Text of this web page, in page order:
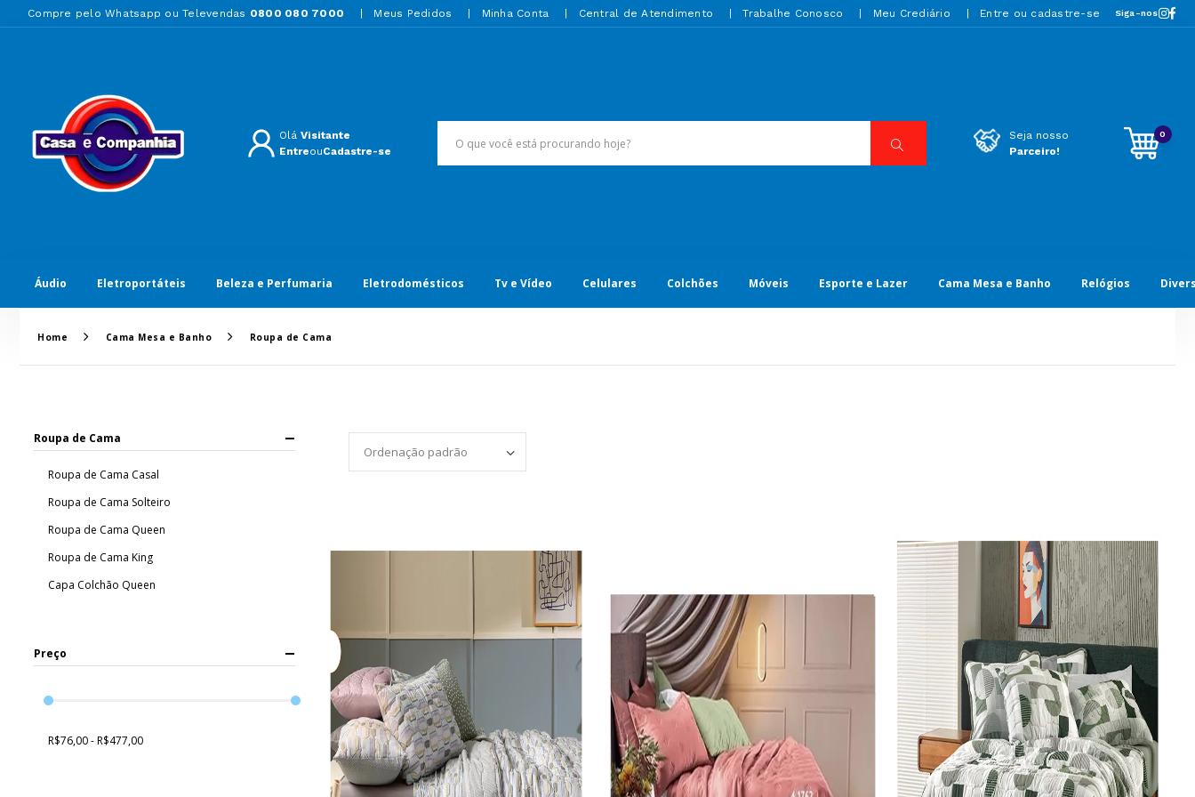
Compre pelo Whatsapp ou Televendas 0800 080 7000 Meus Pedidos Minha Conta Central de Atendimento Trabalhe Conosco Meu Crediário Entre ou cadastre-se Siga-nos
OláVisitante
EntreouCadastre-se
Seja nosso
Parceiro!
0
Áudio Eletroportáteis Beleza e Perfumaria Eletrodomésticos Tv e Vídeo Celulares Colchões Móveis Esporte e Lazer Cama Mesa e Banho Relógios
Home Cama Mesa e Banho Roupa de Cama
Roupa de Cama
Roupa de Cama Casal
Roupa de Cama Solteiro
Roupa de Cama Queen
Roupa de Cama King
Capa Colchão Queen
Preço
R$76,00 - R$477,00